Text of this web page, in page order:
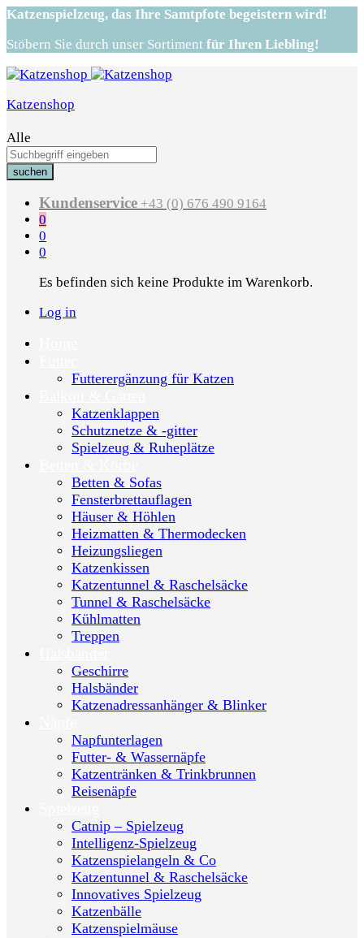
Katzenspielzeug, das Ihre Samtpfote begeistern wird!
Stöbern Sie durch unser Sortiment für Ihren Liebling!
Katzenshop
Alle
suchen
Kundenservice +43 (0) 676 490 9164
0
0
0
Es befinden sich keine Produkte im Warenkorb.
Log in
Futterergänzung für Katzen
Katzenklappen
Schutznetze & -gitter
Spielzeug & Ruheplätze
Betten & Sofas
Fensterbrettauflagen
Häuser & Höhlen
Heizmatten & Thermodecken
Heizungsliegen
Katzenkissen
Katzentunnel & Raschelsäcke
Tunnel & Raschelsäcke
Kühlmatten
Treppen
Geschirre
Halsbänder
Katzenadressanhänger & Blinker
Napfunterlagen
Futter- & Wassernäpfe
Katzentränken & Trinkbrunnen
Reisenäpfe
Catnip – Spielzeug
Intelligenz-Spielzeug
Katzenspielangeln & Co
Katzentunnel & Raschelsäcke
Innovatives Spielzeug
Katzenbälle
Katzenspielmäuse